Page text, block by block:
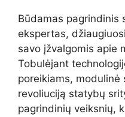
Būdamas pagrindinis
ekspertas,
savo įžvalgomis apie
Tobulėjant
poreikiams,
revoliuciją statybų
pagrindinių veiksnių,